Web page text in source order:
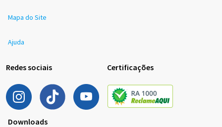
Mapa do Site
Ajuda
Redes sociais Certificações
Downloads